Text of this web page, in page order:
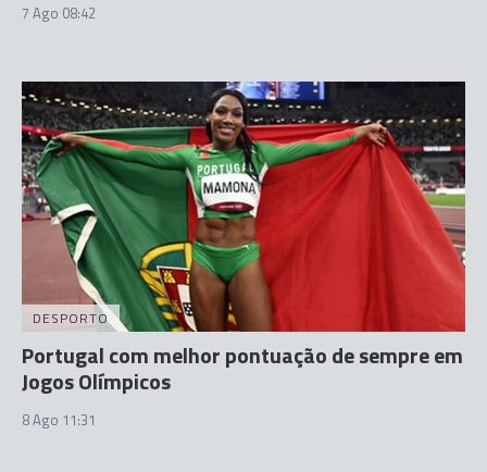
7 Ago 08:42
DESPORTO
Portugal com melhor pontuação de sempre em
Jogos Olímpicos
8 Ago 11:31